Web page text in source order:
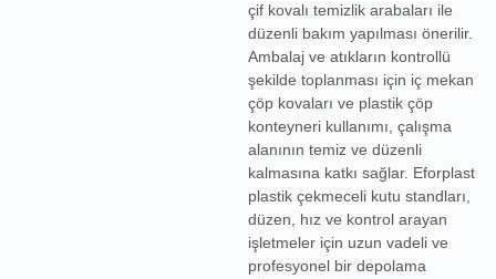
çif kovalı temizlik arabaları ile
düzenli bakım yapılması önerilir.
Ambalaj ve atıkların kontrollü
şekilde toplanması için iç mekan
çöp kovaları ve plastik çöp
konteyneri kullanımı, çalışma
alanının temiz ve düzenli
kalmasına katkı sağlar. Eforplast
plastik çekmeceli kutu standları,
düzen, hız ve kontrol arayan
işletmeler için uzun vadeli ve
profesyonel bir depolama